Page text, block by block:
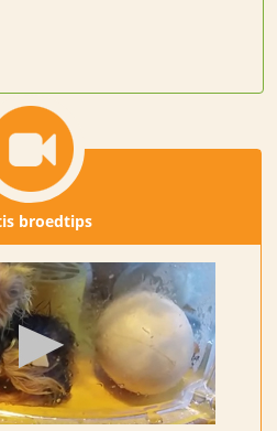
broedtips